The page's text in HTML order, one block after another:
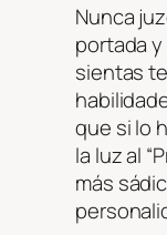
Nunca
portada
sientas
que si lo
la luz al
más